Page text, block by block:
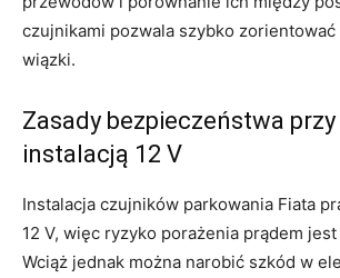
czujnikami pozwala szybko
wiązki.
Zasady bezpieczeństwa przy
instalacją 12 V
Instalacja czujników parkowania Fiata
12 V, więc ryzyko porażenia prądem
Wciąż jednak można narobić szkód w